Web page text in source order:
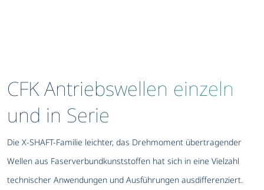
CFK Antriebswellen einzeln
und in Serie
Die X-SHAFT-Familie leichter, das Drehmoment übertragender
Wellen aus Faserverbundkunststoffen hat sich in eine Vielzahl
technischer Anwendungen und Ausführungen ausdifferenziert.